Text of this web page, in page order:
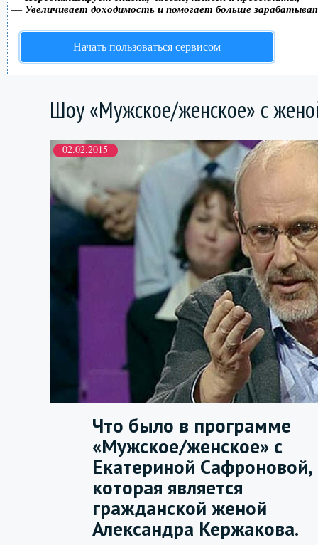
— Увеличивает доходимость и помогает больше
Начать пользоваться сервисом
Шоу «Мужское/женское» с
02.02.2015
Что было в программе
«Мужское/женское» с
Екатериной Сафроновой,
которая является
гражданской женой
Александра Кержакова.